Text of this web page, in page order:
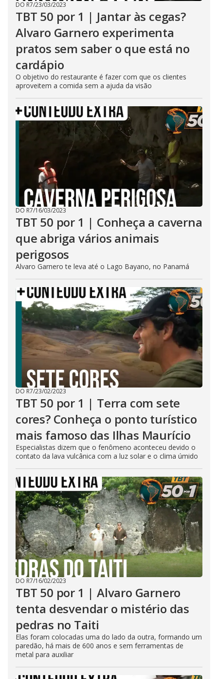
DO R7/23/03/2023
TBT 50 por 1 | Jantar às cegas?
Alvaro Garnero experimenta
pratos sem saber o que está no
cardápio
O objetivo do restaurante é fazer com que os clientes
aproveitem a comida sem a ajuda da visão
DO R7/16/03/2023
TBT 50 por 1 | Conheça a caverna
que abriga vários animais
perigosos
Alvaro Garnero te leva até o Lago Bayano, no Panamá
DO R7/23/02/2023
TBT 50 por 1 | Terra com sete
cores? Conheça o ponto turístico
mais famoso das Ilhas Maurício
Especialistas dizem que o fenômeno aconteceu devido o
contato da lava vulcânica com a luz solar e o clima úmido
DO R7/16/02/2023
TBT 50 por 1 | Alvaro Garnero
tenta desvendar o mistério das
pedras no Taiti
Elas foram colocadas uma do lado da outra, formando um
paredão, há mais de 600 anos e sem ferramentas de
metal para auxiliar